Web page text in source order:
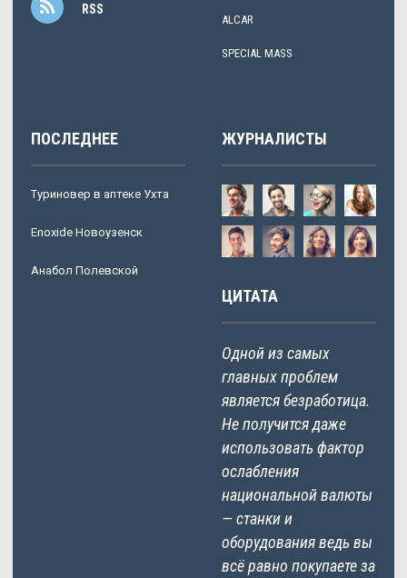
RSS
ALCAR
SPECIAL MASS
ПОСЛЕДНЕЕ
Туриновер в аптеке Ухта
Enoxide Новоузенск
Анабол Полевской
ЖУРНАЛИСТЫ
ЦИТАТА
Одной из самых
главных проблем
является безработица.
Не получится даже
использовать фактор
ослабления
национальной валюты
— станки и
оборудования ведь вы
всё равно покупаете за